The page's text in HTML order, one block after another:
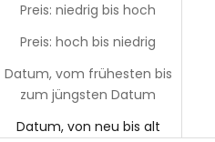
Preis: niedrig bis hoch
Preis: hoch bis niedrig
Datum, vom frühesten bis
zum jüngsten Datum
Datum, von neu bis alt